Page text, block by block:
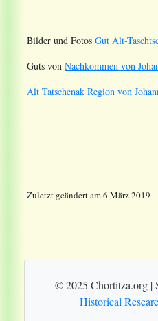
Bilder und Fotos Gut Alt-
Guts von Nachkommen von
Alt Tatschenak Region von
Zuletzt geändert am 6 März 2019
© 2025 Chortitza.org |
Historical